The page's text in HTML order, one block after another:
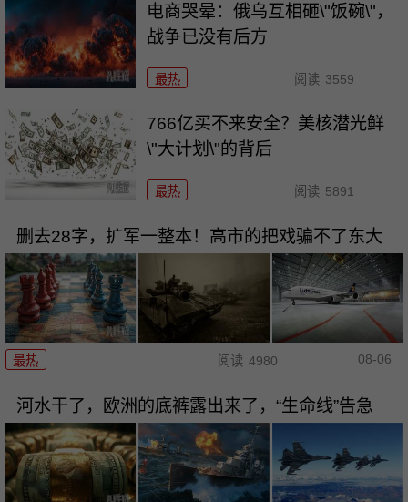
电商哭晕：俄乌互相砸\"饭碗\"，
战争已没有后方
最热 阅读 3559
766亿买不来安全？美核潜光鲜
\"大计划\"的背后
最热 阅读 5891
删去28字，扩军一整本！高市的把戏骗不了东大
最热 阅读 4980 08-06
河水干了，欧洲的底裤露出来了，“生命线”告急